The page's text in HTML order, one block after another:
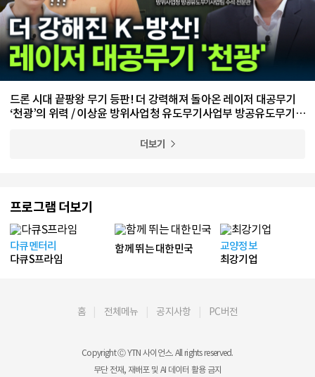
드론 시대 끝팡왕 무기 등판! 더 강력해져 돌아온 레이저 대공무기
‘천광’의 위력 / 이상윤 방위사업청 유도무기사업부 방공유도무기사
더보기
프로그램 더보기
다큐멘터리
다큐S프라임
함께 뛰는 대한민국
교양정보
최강기업
홈 전체메뉴 공지사항 PC버전
Copyright Ⓒ YTN 사이언스. All rights reserved.
무단 전재, 재배포 및 AI 데이터 활용 금지